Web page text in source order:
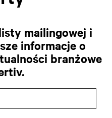
mailingowej i
informacje o
branżowe